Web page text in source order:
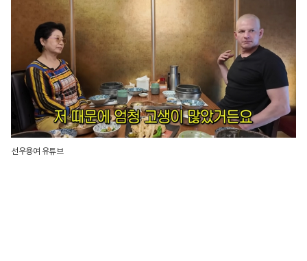
선우용여 유튜브